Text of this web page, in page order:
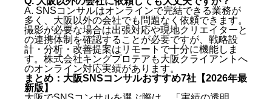
A. SNSコンサルはオンラインで完結できる業務が
多く、大阪以外の会社でも問題なく依頼できます。
撮影が必要な場合は出張対応や現地クリエイターと
の連携体制を確認することが必要ですが、戦略設
計・分析・改善提案はリモートで十分に機能しま
す。株式会社キングプロテアも大阪クライアントへ
のオンライン対応実績があります。
まとめ：大阪SNSコンサルおすすめ7社【2026年最
新版】